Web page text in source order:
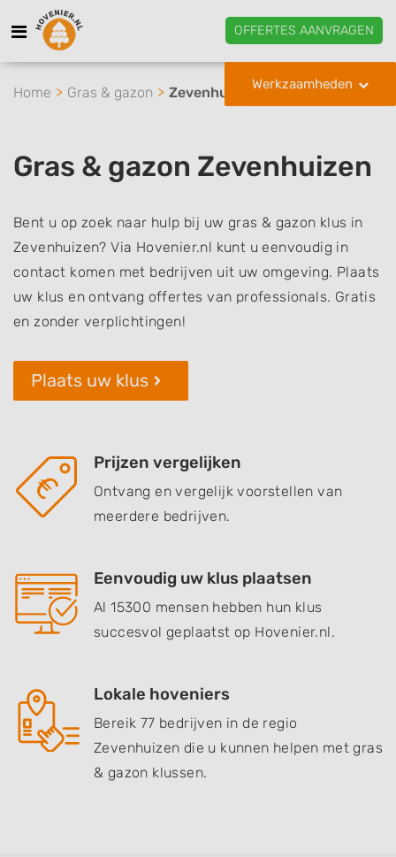
OFFERTES AANVRAGEN
Werkzaamheden
Home Gras & gazon Zevenhuizen
Gras & gazon Zevenhuizen
Bent u op zoek naar hulp bij uw gras & gazon klus in
Zevenhuizen? Via Hovenier.nl kunt u eenvoudig in
contact komen met bedrijven uit uw omgeving. Plaats
uw klus en ontvang offertes van professionals. Gratis
en zonder verplichtingen!
Plaats uw klus
Prijzen vergelijken
Ontvang en vergelijk voorstellen van
meerdere bedrijven.
Eenvoudig uw klus plaatsen
Al 15300 mensen hebben hun klus
succesvol geplaatst op Hovenier.nl.
Lokale hoveniers
Bereik 77 bedrijven in de regio
Zevenhuizen die u kunnen helpen met gras
& gazon klussen.